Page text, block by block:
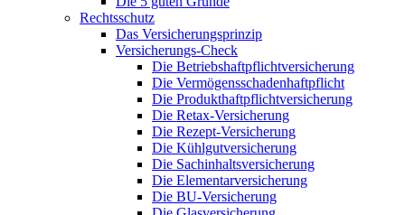
Rechtsschutz
Das Versicherungsprinzip
Versicherungs-Check
Die Betriebshaftpflichtversicherung
Die Vermögensschadenhaftpflicht
Die Produkthaftpflichtversicherung
Die Retax-Versicherung
Die Rezept-Versicherung
Die Kühlgutversicherung
Die Sachinhaltsversicherung
Die Elementarversicherung
Die BU-Versicherung